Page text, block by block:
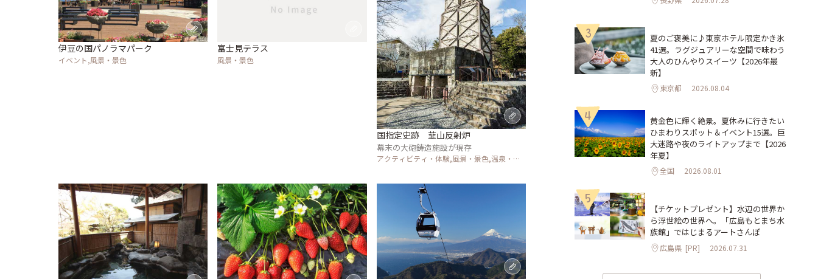
伊豆の国パノラマパーク
イベント,風景・景色
富士見テラス
風景・景色
国指定史跡 韮山反射炉
幕末の大砲鋳造施設が現存
アクティビティ・体験,風景・景色,温泉・ス
3
夏のご褒美に♪東京ホテル限定かき氷
41選。ラグジュアリーな空間で味わう
大人のひんやりスイーツ【2026年最
新】
東京都 2026.08.04
4
黄金色に輝く絶景。夏休みに行きたい
ひまわりスポット＆イベント15選。巨
大迷路や夜のライトアップまで【2026
年夏】
全国 2026.08.01
5
【チケットプレゼント】水辺の世界か
ら浮世絵の世界へ。「広島もとまち水
族館」ではじまるアートさんぽ
広島県 [PR] 2026.07.31